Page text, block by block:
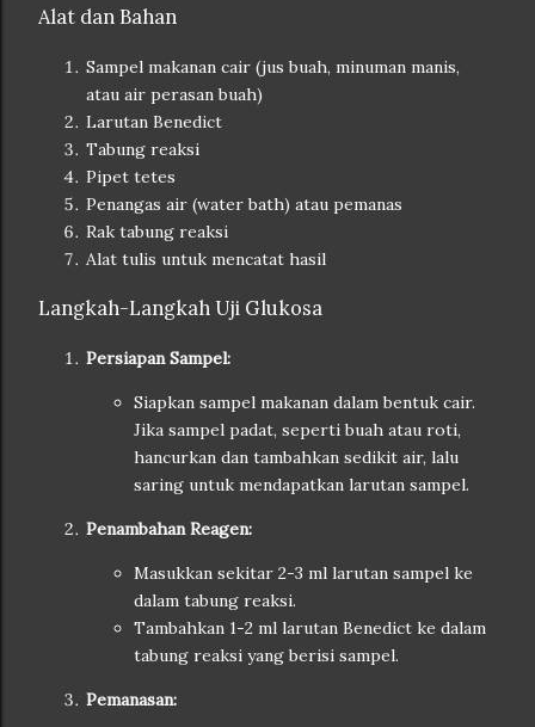
Alat dan Bahan
Sampel makanan cair (jus buah, minuman manis,
atau air perasan buah)
Larutan Benedict
Tabung reaksi
Pipet tetes
Penangas air (water bath) atau pemanas
Rak tabung reaksi
Alat tulis untuk mencatat hasil
Langkah-Langkah Uji Glukosa
Persiapan Sampel:
Siapkan sampel makanan dalam bentuk cair.
Jika sampel padat, seperti buah atau roti,
hancurkan dan tambahkan sedikit air, lalu
saring untuk mendapatkan larutan sampel.
Penambahan Reagen:
Masukkan sekitar 2-3 ml larutan sampel ke
dalam tabung reaksi.
Tambahkan 1-2 ml larutan Benedict ke dalam
tabung reaksi yang berisi sampel.
Pemanasan: